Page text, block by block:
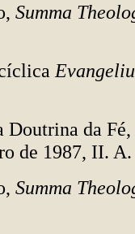
Summa
Doutrina da
de 1987, II.
Summa